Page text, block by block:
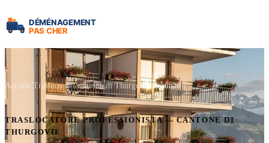
Accueil Trasloco nel cantone di Thurgovie Braunau
TRASLOCATORE PROFESSIONISTA — CANTONE DI
THURGOVIE